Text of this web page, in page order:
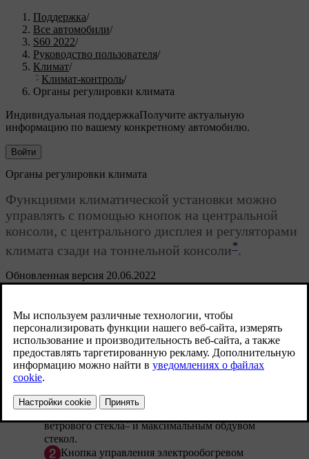
Поддержка/
Все автомобили/
S60 2022/
Руководство пользователя/
Климат/
Климат-контроль/
Органы регулировки климата
Индивидуальная поддержкаПолучите актуальную
информацию по вашему конкретному автомобилю.
Войти
Обновленная версия 20.06.2022
Органы регулировки климата
Функциями климатической установки можно
управлять с помощью кнопок на центральной
консоли, с центрального дисплея и регуляторами
климата сзади на тоннельной консоли*.
Кнопка управления электрообогревом
ветрового стекла*и максимальным обдувом
стекол.
Кнопка управления электрообогревом